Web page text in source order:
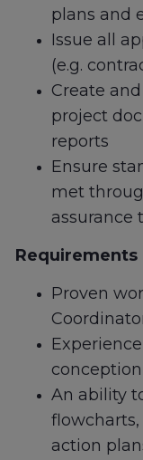
plans and
Issue all
(e.g.
Create
project
reports
Ensure
met
assurance
Requirements
Proven
An ability
action